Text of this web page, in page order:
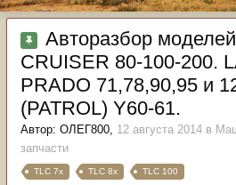
Авторазбор
CRUISER 80-100-200.
PRADO 71,78,90,95 и
(PATROL) Y60-61.
Автор: ОЛЕГ800, 12 августа 2014 в
запчасти
TLC 7x TLC 8x TLC 100